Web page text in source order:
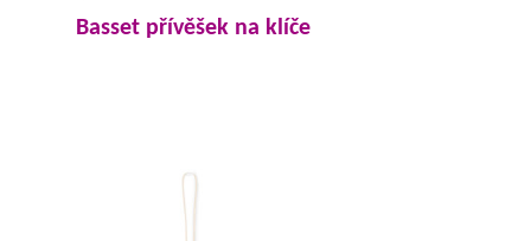
Basset přívěšek na klíče